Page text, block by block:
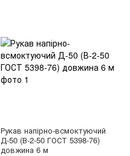
Рукав напірно-всмоктуючий
Д-50 (В-2-50 ГОСТ 5398-76)
довжина 6 м